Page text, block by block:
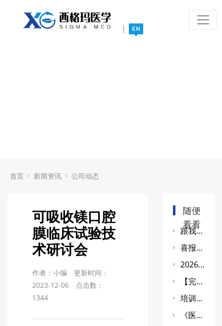
|
首页 新闻资讯 公司动态
可吸收镁口腔
膜临床试验技
术研讨会
作者：小编
更新时间：
2023-12-06
点击数：
1344
随便
看看
跟我一起学:巨子生物“重组I型α1亚型胶原蛋白冻干纤维”审评报告！
喜报！我司助力一款医美品种顺利上市！
2026新版药物临床试验质量管理规范（GCP）全文解读(二)
【完美收官 期待重逢】第88届CMEF展会西格玛医学精彩回顾！
培训分享丨第二类IVD申报资料基本要求
《医疗器械说明书与标签管理规定》修订框架研究会召开